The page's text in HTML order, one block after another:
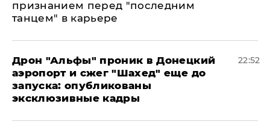
признанием перед "последним
танцем" в карьере
Дрон "Альфы" проник в Донецкий
аэропорт и сжег "Шахед" еще до
запуска: опубликованы
эксклюзивные кадры
22:52